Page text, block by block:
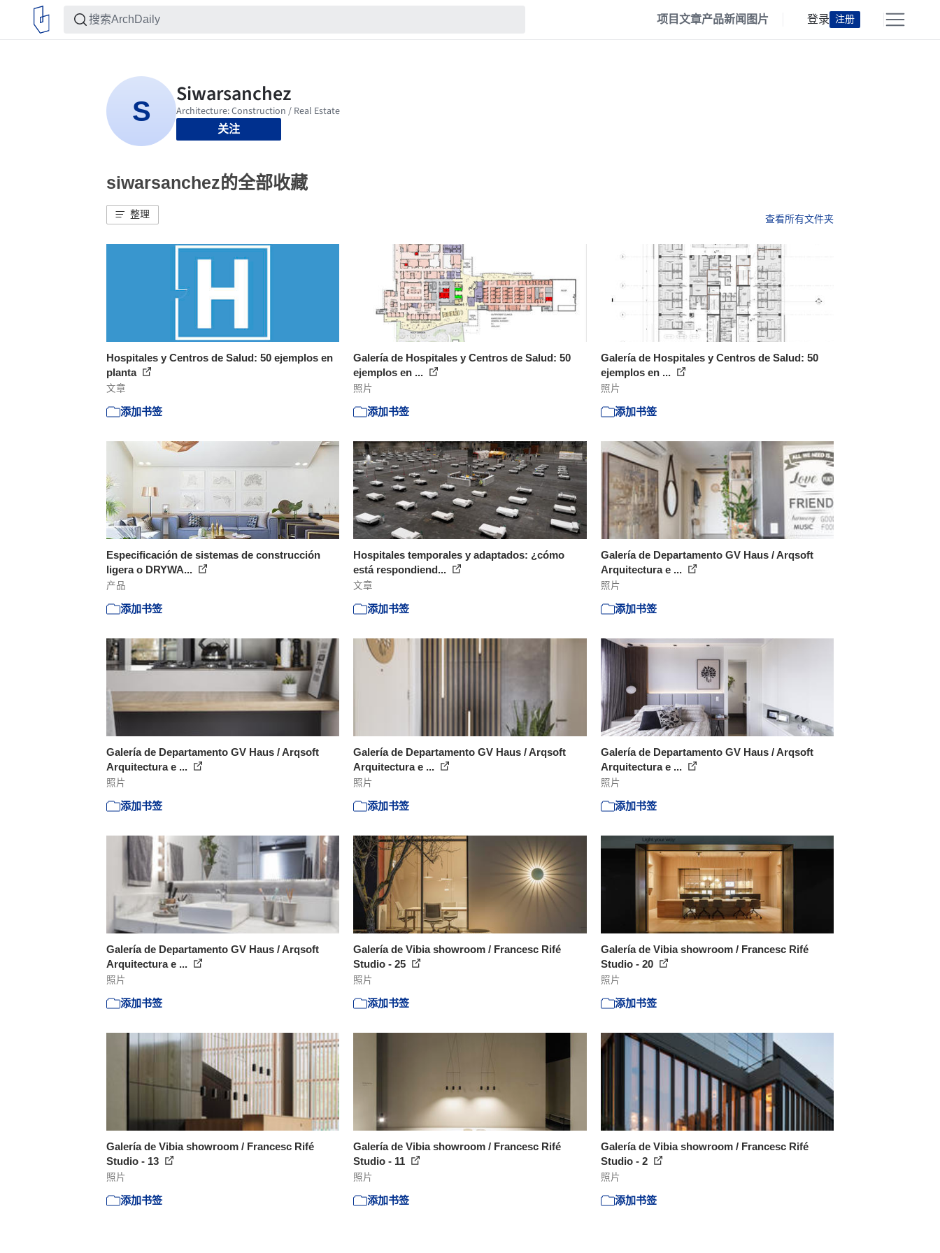
项目文章产品新闻 图片 登录 注册
关注
siwarsanchez的全部收藏
整理 查看所有文件夹
Hospitales y Centros de Salud: 50 ejemplos en
planta
文章
添加书签
Galería de Hospitales y Centros de Salud: 50
ejemplos en ...
照片
添加书签
Galería de Hospitales y Centros de Salud: 50
ejemplos en ...
照片
添加书签
Especificación de sistemas de construcción
ligera o DRYWA...
产品
添加书签
Hospitales temporales y adaptados: ¿cómo
está respondiend...
文章
添加书签
Galería de Departamento GV Haus / Arqsoft
Arquitectura e ...
照片
添加书签
Galería de Departamento GV Haus / Arqsoft
Arquitectura e ...
照片
添加书签
Galería de Departamento GV Haus / Arqsoft
Arquitectura e ...
照片
添加书签
Galería de Departamento GV Haus / Arqsoft
Arquitectura e ...
照片
添加书签
Galería de Departamento GV Haus / Arqsoft
Arquitectura e ...
照片
添加书签
Galería de Vibia showroom / Francesc Rifé
Studio - 25
照片
添加书签
Galería de Vibia showroom / Francesc Rifé
Studio - 20
照片
添加书签
Galería de Vibia showroom / Francesc Rifé
Studio - 13
照片
添加书签
Galería de Vibia showroom / Francesc Rifé
Studio - 11
照片
添加书签
Galería de Vibia showroom / Francesc Rifé
Studio - 2
照片
添加书签